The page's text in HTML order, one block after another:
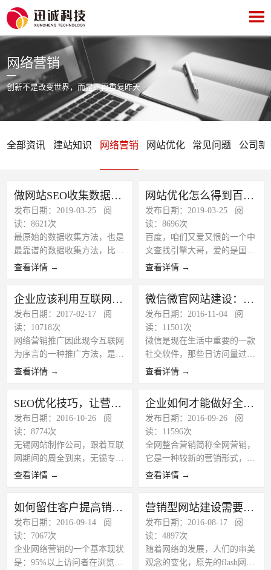
网络营销
创新不是改变世界，而是不再重复昨天
全部资讯 建站知识 网络营销 网站优化 常见问题 公司新
做网站SEO收集数据的4种方法
发布日期：2019-03-25 阅
读：8621次
最原始的数据收集方法，也是
最靠谱的数据收集方法，比方
咱们常常可以看到某大型网站
数...
查看详情 →
网站优化怎么得到百度的喜爱
发布日期：2019-03-25 阅
读：8696次
百度，咱们又爱又恨的一个中
文查找引擎大哥，爱的是国内
有着太多的人用百度查找引擎
的...
查看详情 →
企业应该利用互联网络做品牌推广
发布日期：2017-02-17 阅
读：10718次
网络营销推广因此现今互联网
为序言的一种推广方法，是在
网上把本身的产物或许办事应
处。网络营销推广撰写请求跟
一样平常的实体营销推广有所
不同，只管傍边还存在着许多
个性，但网络特征是网络营销
员必要控制的。
查看详情 →
微信微官网站建设：微信营销与推广
发布日期：2016-11-04 阅
读：11501次
微信是现在生活中重要的一款
社交软件，那些日访问量过万
的大神号是如何运营的嘞?若
有人是分享可观的图片来满意
人群的视觉，有人是分享舌尖
的美食满意用户的味觉。总
之，微信营销便是各行各业都
有一个迸发点，但迸发点是若
何构成的?实在上述都是微信
便是这些罕见情势，为他们带
来了恒河沙数的人气，他们是
若何做好微信营销的？若何样
让本身的平台也能疾速的增大
流量?
查看详情 →
SEO优化技巧，让营销型网站更加专业
发布日期：2016-10-26 阅
读：8774次
无锡网站制作公司，跟着互联
网期间的周全到来，无锡专业
做网站 传统企业面对转型！
销的一步，它不仅仅是作为展
现企业的抽象窗口，更多的是
开辟互联网营销渠道。为公司
收益增长而扶植的一个网站，
以是许多公司抉择营销型网
查看详情 →
企业如何才能做好全网营销；无锡网络公司
发布日期：2016-09-26 阅
读：11596次
全网整合营销简称全网营销，
它是一种较新的营销形式，也
是营销方法中多样化的表现，
大数据的阐发性，将产物操
持、开辟、品牌实行、网站建
设、前期保护等等内容衔接成
一个全部，方便了企业的营销
和实行，有利于企业的成长。
查看详情 →
如何留住客户提高销售，企业网络营销的小技巧
发布日期：2016-09-14 阅
读：7067次
企业网络营销的一个基本现状
是：95%以上访问者在浏览网
营销型网站建设需要注意的事项
发布日期：2016-08-17 阅
读：4897次
随着网络的发展，人们的审美
观念的变化，原先的flash网站